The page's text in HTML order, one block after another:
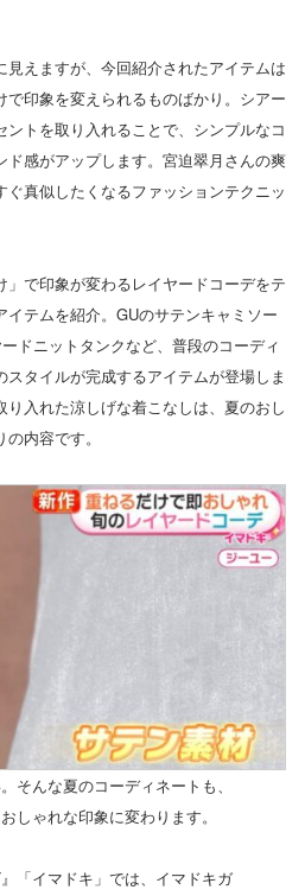
見えますが、今回紹介されたアイテムは
印象を変えられるものばかり。シアー
トを取り入れることで、シンプルなコ
ド感がアップします。宮迫翠月さんの爽
真似したくなるファッションテクニッ
で印象が変わるレイヤードコーデをテ
テムを紹介。GUのサテンキャミソー
ドニットタンクなど、普段のコーディ
タイルが完成するアイテムが登場しま
入れた涼しげな着こなしは、夏のおし
内容です。
そんな夏のコーディネートも、
しゃれな印象に変わります。
「イマドキ」では、イマドキガ